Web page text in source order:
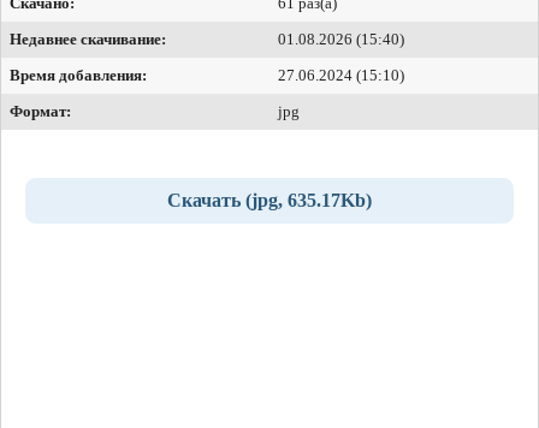
Недавнее скачивание:
01.08.2026 (15:40)
Время добавления:
27.06.2024 (15:10)
Формат:
jpg
Скачать (jpg, 635.17Kb)